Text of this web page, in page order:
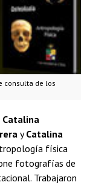
consulta de los
Catalina
yCatalina
física
fotografías de
Trabajaron